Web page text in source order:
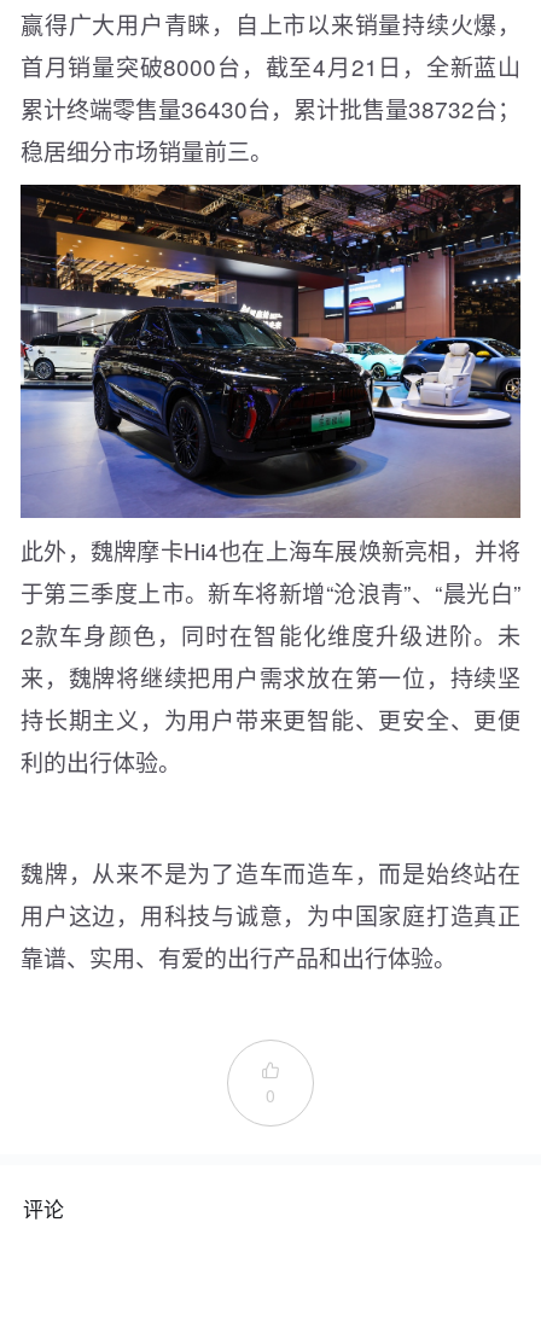
赢得广大用户青睐，自上市以来销量持续火爆，
首月销量突破8000台，截至4月21日，全新蓝山
累计终端零售量36430台，累计批售量38732台；
稳居细分市场销量前三。
此外，魏牌摩卡Hi4也在上海车展焕新亮相，并将
于第三季度上市。新车将新增“沧浪青”、“晨光白”
2款车身颜色，同时在智能化维度升级进阶。未
来，魏牌将继续把用户需求放在第一位，持续坚
持长期主义，为用户带来更智能、更安全、更便
利的出行体验。
魏牌，从来不是为了造车而造车，而是始终站在
用户这边，用科技与诚意，为中国家庭打造真正
靠谱、实用、有爱的出行产品和出行体验。

0
评论